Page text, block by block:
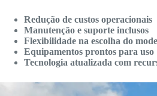
Redução de custos operacionais
Manutenção e suporte inclusos
Flexibilidade na escolha do
Equipamentos prontos para uso
Tecnologia atualizada com